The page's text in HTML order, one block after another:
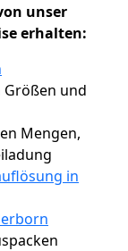
unser
erhalten:
Größen und
Mengen,
in